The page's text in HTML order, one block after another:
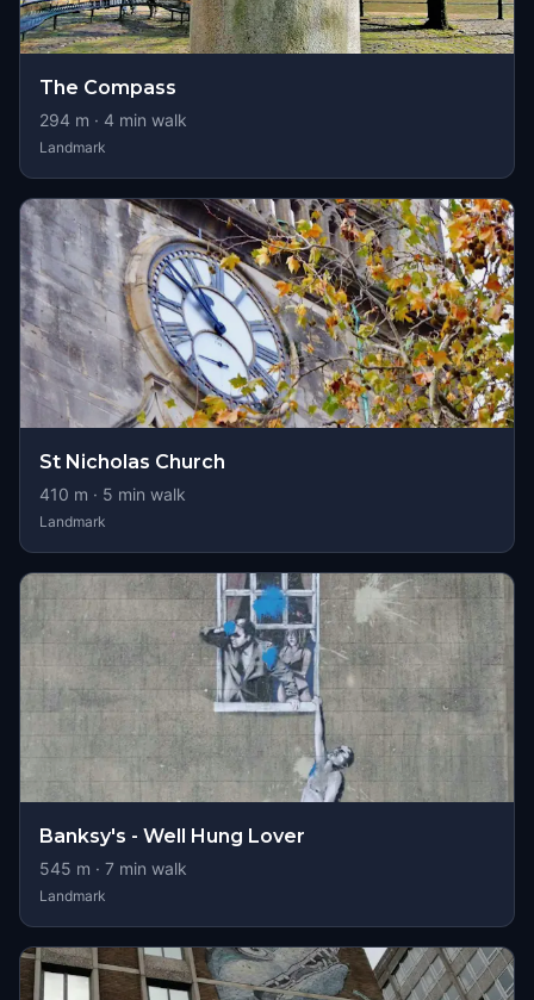
The Compass
294 m · 4 min walk
Landmark
St Nicholas Church
410 m · 5 min walk
Landmark
Banksy's - Well Hung Lover
545 m · 7 min walk
Landmark